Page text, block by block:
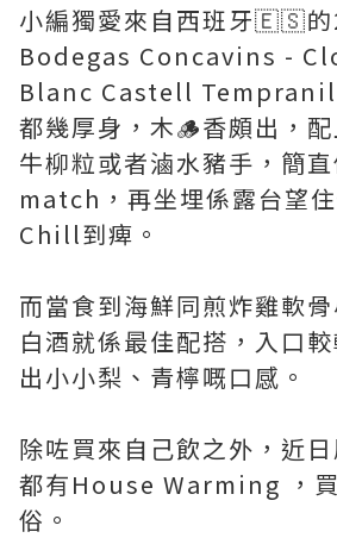
小編獨愛來自西班牙🇪🇸
Bodegas Concavins -
Blanc Castell
都幾厚身，木🪵香頗出，
牛柳粒或者滷水豬手，簡
match，再坐埋係露台望
Chill到痺。
而當食到海鮮同煎炸雞軟骨
白酒就係最佳配搭，入口
出小小梨、青檸嘅口感。
除咗買來自己飲之外，近
都有House Warming ，
俗。